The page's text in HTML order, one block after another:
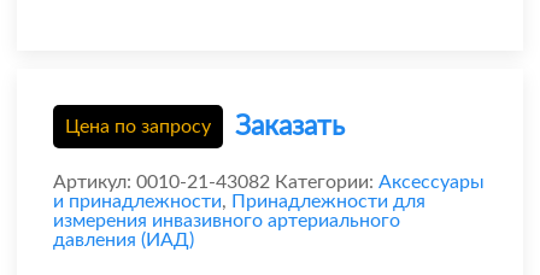
Цена по запросу Заказать
Артикул: 0010-21-43082 Категории: Аксессуары
и принадлежности, Принадлежности для
измерения инвазивного артериального
давления (ИАД)